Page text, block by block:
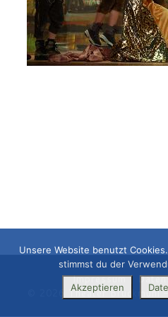
Impressum|
Theater Bruckmühl
Unsere Website benutzt
stimmst du der
Akzeptieren